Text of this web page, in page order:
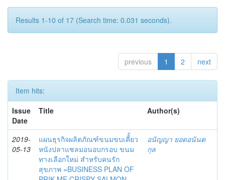
Results 1-10 of 17 (Search time: 0.031 seconds).
previous 1 2 next
Item hits:
Issue
Date
Title Author(s)
2019-
05-13
แผนธุรกิจผลิตภัณฑ์ขนมขบเคีั้ยว
หนังปลาแซลมอนอบกรอบ ขนม
ทางเลือกใหม่ สำหรับคนรัก
สุขภาพ =BUSINESS PLAN OF
อนัญญา ยอดอนันต
กุล